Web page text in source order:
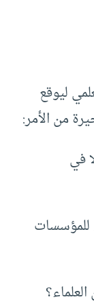
ليوقع
من الأمر:
في
للمؤسسات